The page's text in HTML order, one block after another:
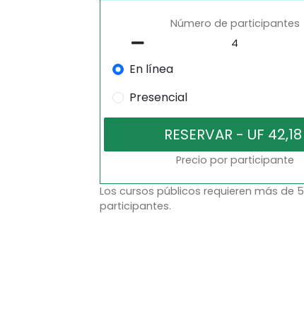
Número de participantes
En línea
Presencial
Precio por participante
Los cursos públicos requieren más de 5
participantes.